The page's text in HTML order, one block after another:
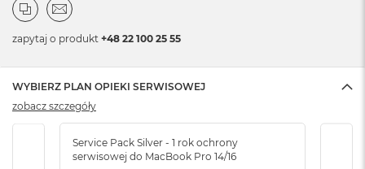
zapytaj o produkt +48 22 100 25 55
WYBIERZ PLAN OPIEKI SERWISOWEJ
Service Pack Silver - 1 rok ochrony
serwisowej do MacBook Pro 14/16
zobacz szczegóły